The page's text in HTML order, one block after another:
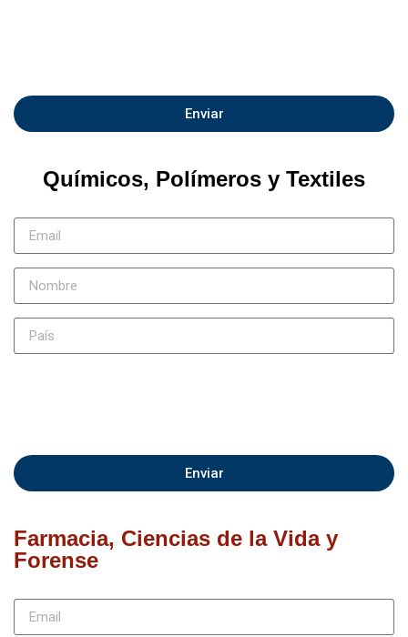
Enviar
Químicos, Polímeros y Textiles
Enviar
Farmacia, Ciencias de la Vida y
Forense